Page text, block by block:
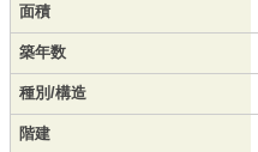
面積
築年数
種別/構造
階建